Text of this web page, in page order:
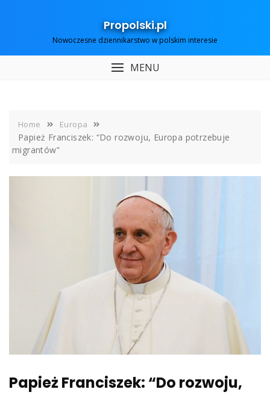
Propolski.pl
Nowoczesne dziennikarstwo w polskim interesie
MENU
Home Europa
Papież Franciszek: “Do rozwoju, Europa potrzebuje
migrantów”
Papież Franciszek: “Do rozwoju,